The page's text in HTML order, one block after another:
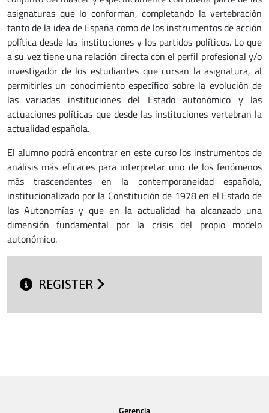
asignaturas que lo conforman, completando la vertebración
tanto de la idea de España como de los instrumentos de acción
política desde las instituciones y los partidos políticos. Lo que
a su vez tiene una relación directa con el perfil profesional y/o
investigador de los estudiantes que cursan la asignatura, al
permitirles un conocimiento específico sobre la evolución de
las variadas instituciones del Estado autonómico y las
actuaciones políticas que desde las instituciones vertebran la
actualidad española.
El alumno podrá encontrar en este curso los instrumentos de
análisis más eficaces para interpretar uno de los fenómenos
más trascendentes en la contemporaneidad española,
institucionalizado por la Constitución de 1978 en el Estado de
las Autonomías y que en la actualidad ha alcanzado una
dimensión fundamental por la crisis del propio modelo
autonómico.
REGISTER